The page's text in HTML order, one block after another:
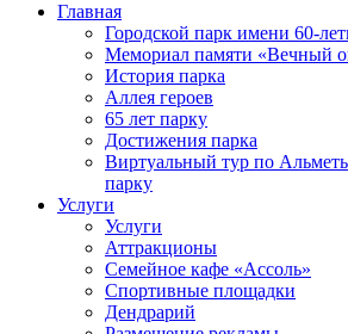
Главная
Городской парк имени 60-
Мемориал памяти «Вечный
История парка
Аллея героев
65 лет парку
Достижения парка
Виртуальный тур по
парку
Услуги
Услуги
Аттракционы
Семейное кафе «Ассоль»
Спортивные площадки
Дендрарий